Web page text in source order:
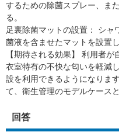
するための除菌スプレー、ま
る。
足裏除菌マットの設置： シャ
菌液を含ませたマットを設置
【期待される効果】 利用者
衣室特有の不快な匂いを軽減
設を利用できるようになりま
て、衛生管理のモデルケース
回答